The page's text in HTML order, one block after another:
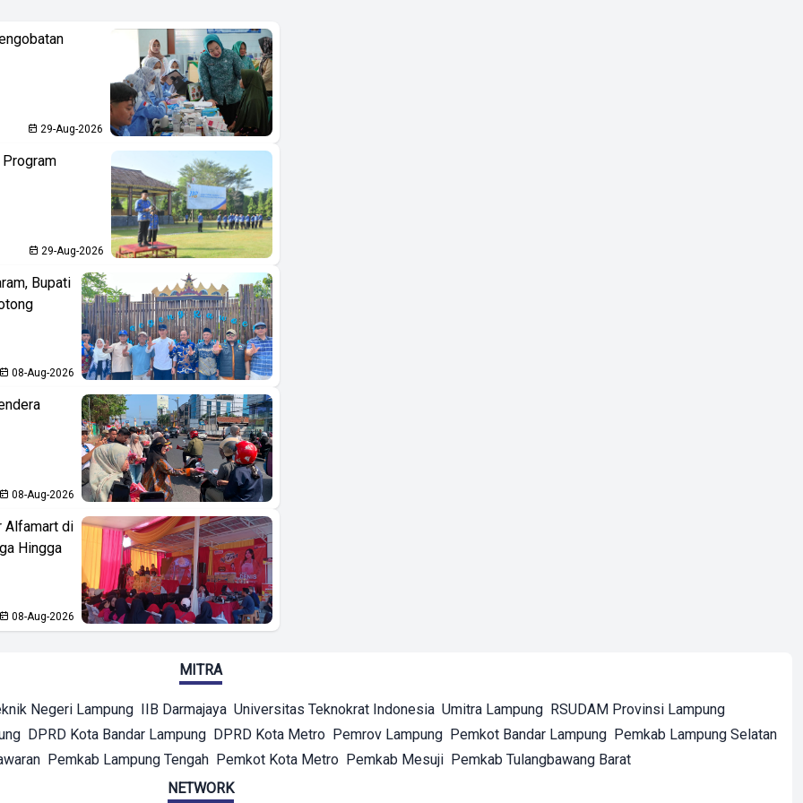
29-Aug-2026
29-Aug-2026
Bupati
08-Aug-2026
08-Aug-2026
Alfamart di
Hingga
08-Aug-2026
MITRA
Negeri Lampung IIB Darmajaya Universitas Teknokrat Indonesia Umitra Lampung RSUDAM Provinsi Lampung
DPRD Kota Bandar Lampung DPRD Kota Metro Pemrov Lampung Pemkot Bandar Lampung Pemkab Lampung Selatan
Pemkab Lampung Tengah Pemkot Kota Metro Pemkab Mesuji Pemkab Tulangbawang Barat
NETWORK